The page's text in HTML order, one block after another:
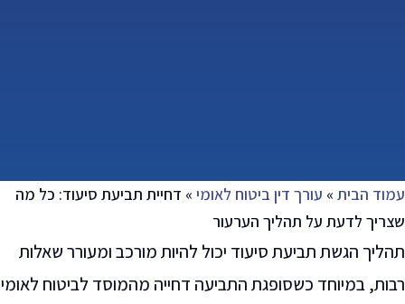
עמוד הבית » עורך דין ביטוח לאומי » דחיית תביעת סיעוד: כל מה
שצריך לדעת על תהליך הערעור
תהליך הגשת תביעת סיעוד יכול להיות מורכב ומעורר שאלות
רבות, במיוחד כשסופגת התביעה דחייה מהמוסד לביטוח לאומי